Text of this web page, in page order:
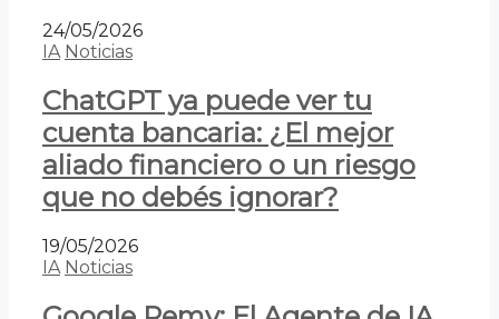
24/05/2026
IA Noticias
ChatGPT ya puede ver tu
cuenta bancaria: ¿El mejor
aliado financiero o un riesgo
que no debés ignorar?
19/05/2026
IA Noticias